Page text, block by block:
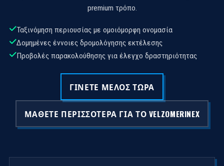
premium τρόπο.
Ταξινόμηση περιουσίας με ομοιόμορφη ονομασία
Δομημένες έννοιες δρομολόγησης εκτέλεσης
Προβολές παρακολούθησης για έλεγχο δραστηριότητας
ΓΊΝΕΤΕ ΜΈΛΟΣ ΤΏΡΑ
ΜΆΘΕΤΕ ΠΕΡΙΣΣΌΤΕΡΑ ΓΙΑ ΤΟ VELZOMERINEX